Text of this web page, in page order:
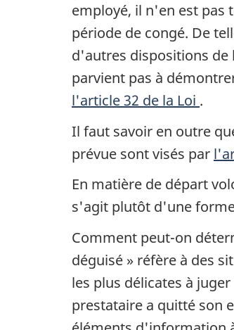
employé, il n'en est
période de congé. De
d'autres dispositions de
parvient pas à
l'article 32 de la Loi .
Il faut savoir en outre
prévue sont visés par
En matière de départ
s'agit plutôt d'une
Comment peut-on
déguisé » réfère à des
les plus délicates à
prestataire a quitté son